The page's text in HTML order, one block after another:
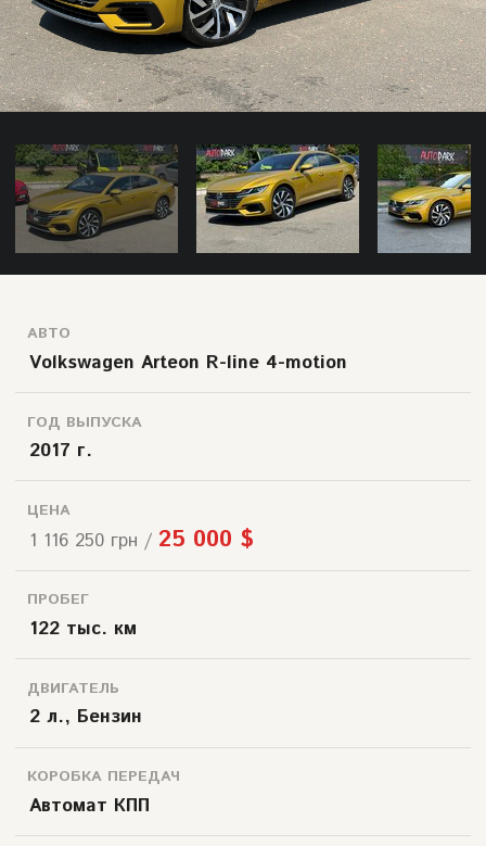
АВТО
Volkswagen Arteon R-line 4-motion
ГОД ВЫПУСКА
2017 г.
ЦЕНА
1 116 250 грн / 25 000 $
ПРОБЕГ
122 тыс. км
ДВИГАТЕЛЬ
2 л., Бензин
КОРОБКА ПЕРЕДАЧ
Автомат КПП